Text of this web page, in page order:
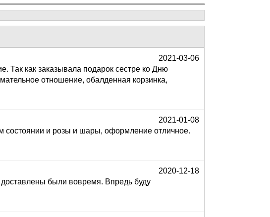
2021-03-06
Так как заказывала подарок сестре ко Дню
отношение, обалденная корзинка,
2021-01-08
состоянии и розы и шары, оформление отличное.
2020-12-18
были вовремя. Впредь буду